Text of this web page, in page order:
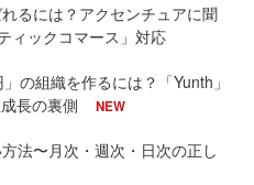
るには？アクセンチュアに聞
ィックコマース」対応
の組織を作るには？「Yunth」
長の裏側
NEW
法〜月次・週次・日次の正し